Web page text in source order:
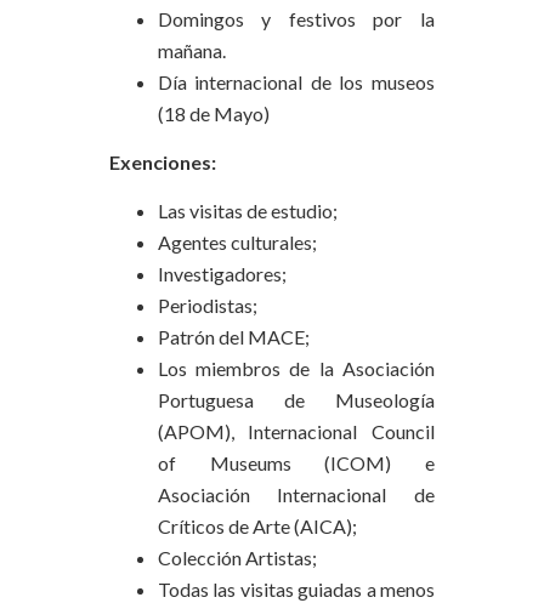
Domingos y festivos por la
mañana.
Día internacional de los museos
(18 de Mayo)
Exenciones:
Las visitas de estudio;
Agentes culturales;
Investigadores;
Periodistas;
Patrón del MACE;
Los miembros de la Asociación
Portuguesa de Museología
(APOM), Internacional Council
of Museums (ICOM) e
Asociación Internacional de
Críticos de Arte (AICA);
Colección Artistas;
Todas las visitas guiadas a menos